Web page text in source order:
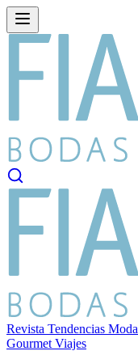
Revista Tendencias Moda
Gourmet Viajes